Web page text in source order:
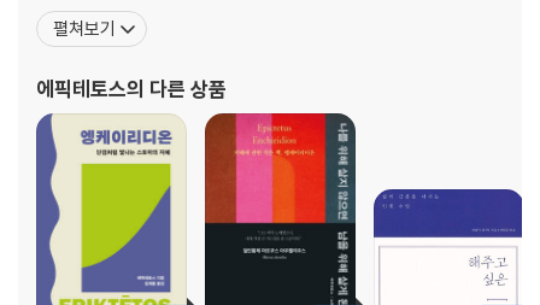
21 ? 끔찍하다고 여겨지는 일들을 일상적으로 대면하라
23 ? 매사에 철학자 같은 태도를 지키는 데서 만족하자
24 ? 다른 사람으로 인해 내가 못난 사람이 될 수 없다
25 ? 다른 사람과 똑같은 영예를 대가 없이 누릴 수는 없다
26 ? 누구나 똑같이 겪게 되는 일에서 자연의 의지를 배우자
3부 내게 일어나는 일을 기꺼이 받아들이자
27 ? 불운은 당하지 말라고 벌어지는 것이 아니다
28 ? 남의 장단에 놀아나도록 내 마음을 맡기지 말라
재능을 인정해 해방노예로 풀어주었고, 당대 최고의 스토아학파 철
학자로 알려진 무소니우스 루푸스에게 철학을 배울 수 있게 해주었
서기 93년경 당시 로마의 폭군 도미티아누스가 철학자 추방령을 발
표하
펼쳐보기
에픽테토스의 다른 상품